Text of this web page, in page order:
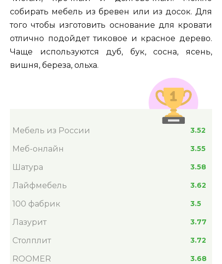
собирать мебель из бревен или из досок. Для
того чтобы изготовить основание для кровати
отлично подойдет тиковое и красное дерево.
Чаще используются дуб, бук, сосна, ясень,
вишня, береза, ольха.
Мебель из России 3.52
Меб-онлайн 3.55
Шатура 3.58
Лайфмебель 3.62
100 фабрик 3.5
Лазурит 3.77
Столплит 3.72
ROOMER 3.68